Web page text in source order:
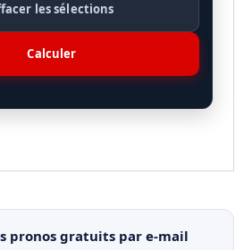
les sélections
Calculer
pronos gratuits par e-mail